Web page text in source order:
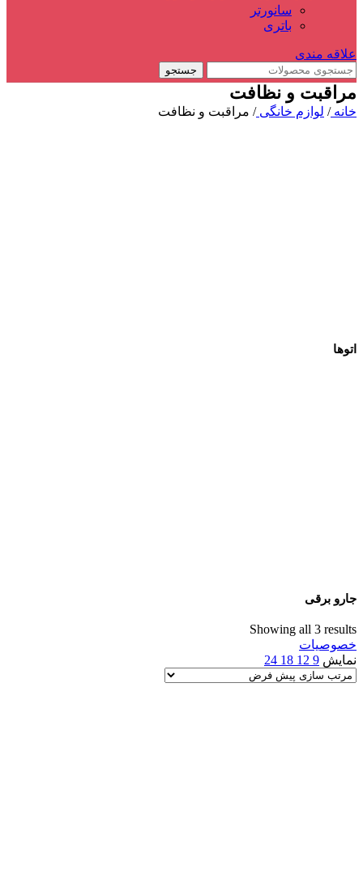
سانورتر
باتری
علاقه مندی
جستجو
مراقبت و نظافت
خانه/ لوازم خانگی/ مراقبت و نظافت
اتوها
جارو برقی
Showing all 3 results
خصوصیات
نمایش 9
12
18
24